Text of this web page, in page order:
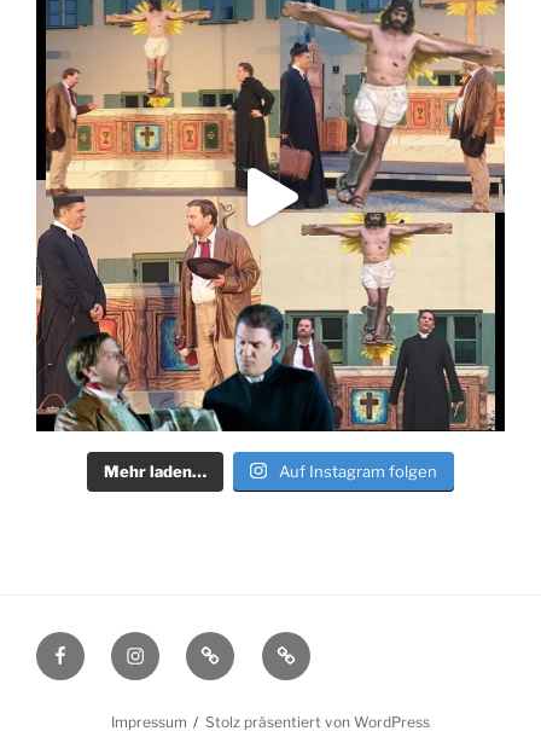
Mehr laden… Auf Instagram folgen
FacebookInstagramFilmmakers.deSchauspielervideos.de
Impressum Stolz präsentiert von WordPress